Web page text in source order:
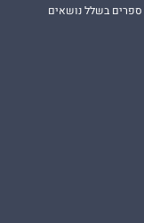
בשלל נושאים